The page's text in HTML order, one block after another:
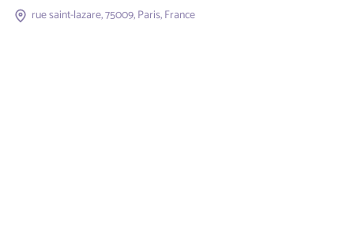
rue saint-lazare, 75009, Paris, France